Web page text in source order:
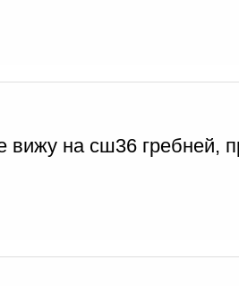
вижу на сш36 гребней,